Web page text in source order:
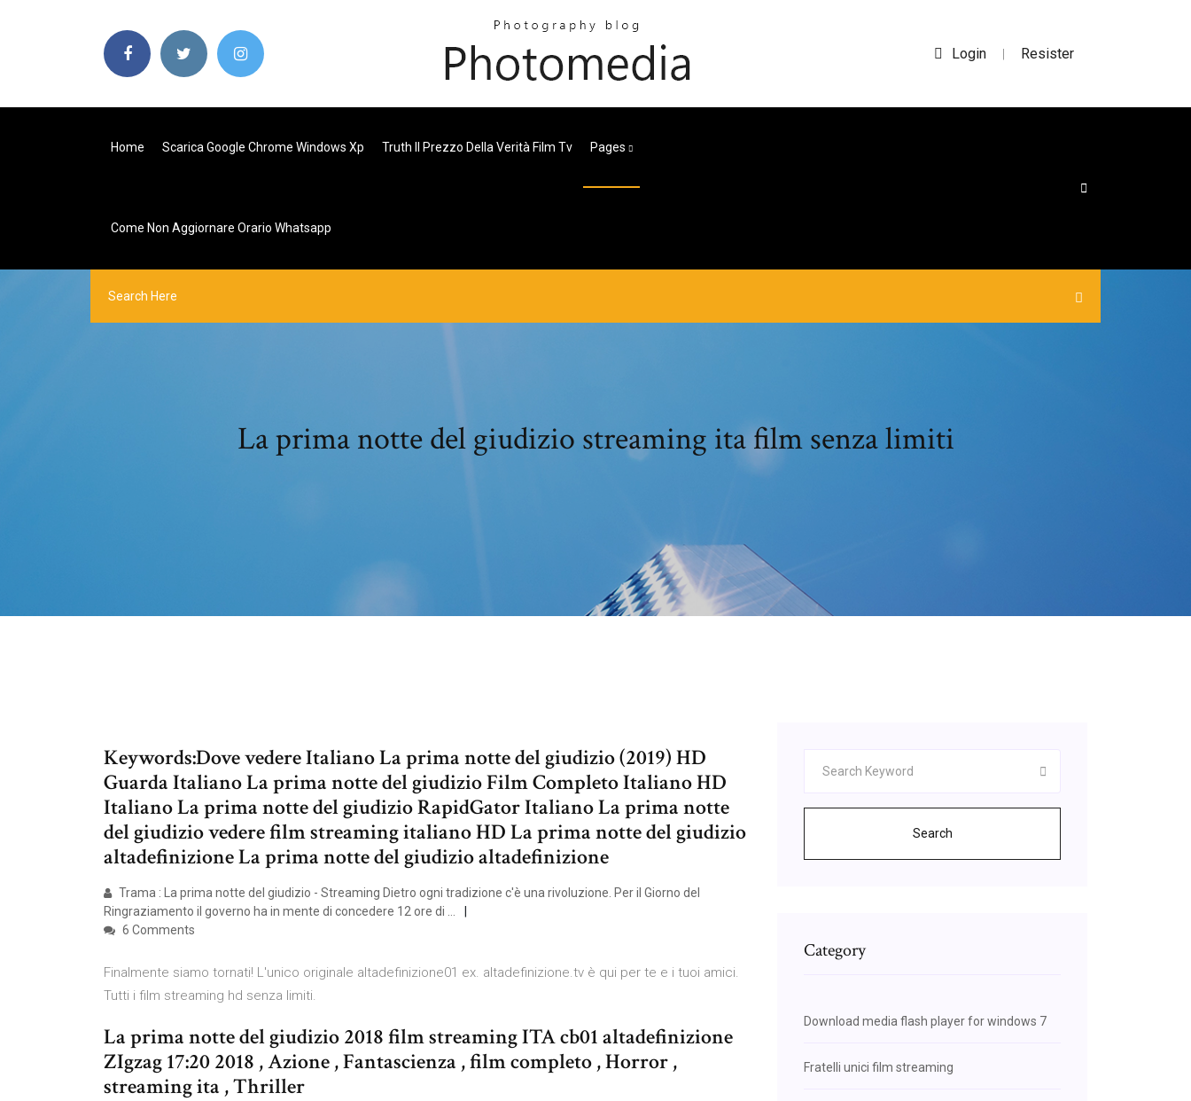
Login | Resister
Home Scarica Google Chrome Windows Xp Truth Il Prezzo Della Verità Film Tv Pages
Come Non Aggiornare Orario Whatsapp
La prima notte del giudizio streaming ita film senza limiti
Keywords:Dove vedere Italiano La prima notte del giudizio (2019) HD
Guarda Italiano La prima notte del giudizio Film Completo Italiano HD
Italiano La prima notte del giudizio RapidGator Italiano La prima notte
del giudizio vedere film streaming italiano HD La prima notte del giudizio
altadefinizione La prima notte del giudizio altadefinizione
Trama : La prima notte del giudizio - Streaming Dietro ogni tradizione c'è una rivoluzione. Per il Giorno del
Ringraziamento il governo ha in mente di concedere 12 ore di …
6 Comments
Finalmente siamo tornati! L'unico originale altadefinizione01 ex. altadefinizione.tv è qui per te e i tuoi amici.
Tutti i film streaming hd senza limiti.
La prima notte del giudizio 2018 film streaming ITA cb01 altadefinizione
ZIgzag 17:20 2018 , Azione , Fantascienza , film completo , Horror ,
streaming ita , Thriller
Search
Category
Download media flash player for windows 7
Fratelli unici film streaming